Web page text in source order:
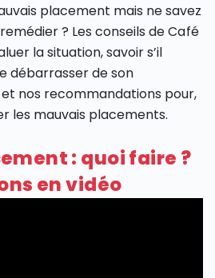
placement mais ne savez
? Les conseils de Café
la situation, savoir s’il
débarrasser de son
nos recommandations pour,
les mauvais placements.
: quoi faire ?
en vidéo